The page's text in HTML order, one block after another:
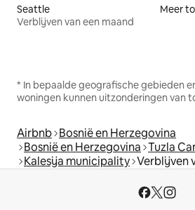
Seattle
Verblijven van een maand
Meer
* In bepaalde geografische gebieden
woningen kunnen uitzonderingen van
Airbnb Bosnië en Herzegovina
Bosnië en Herzegovina Tuzla
Kalesija municipality Verblijven